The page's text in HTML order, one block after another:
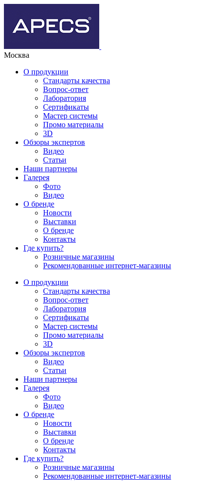
Москва
О продукции
Стандарты качества
Вопрос-ответ
Лаборатория
Сертификаты
Мастер системы
Промо материалы
3D
Обзоры экспертов
Видео
Статьи
Наши партнеры
Галерея
Фото
Видео
О бренде
Новости
Выставки
О бренде
Контакты
Где купить?
Розничные магазины
Рекомендованные интернет-магазины
О продукции
Стандарты качества
Вопрос-ответ
Лаборатория
Сертификаты
Мастер системы
Промо материалы
3D
Обзоры экспертов
Видео
Статьи
Наши партнеры
Галерея
Фото
Видео
О бренде
Новости
Выставки
О бренде
Контакты
Где купить?
Розничные магазины
Рекомендованные интернет-магазины